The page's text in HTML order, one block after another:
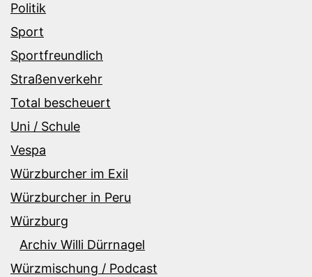
Politik
Sport
Sportfreundlich
Straßenverkehr
Total bescheuert
Uni / Schule
Vespa
Würzburcher im Exil
Würzburcher in Peru
Würzburg
Archiv Willi Dürrnagel
Würzmischung / Podcast